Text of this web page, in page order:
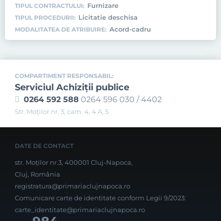
TIPUL CONTRACTULUI: Furnizare
TIPUL PROCEDURII: Licitatie deschisa
MODALITATEA DE ATRIBUIRE: Acord-cadru
COMPARTIMENT RESPONSABIL:
Serviciul Achiziţii publice
0264 592 588 0264 596 030 / 4402
Str. Moţilor nr. 3, cam. 4, 4 A, 5
DATE DE CONTACT
str. Moților nr.3, 400001 Cluj-Napoca,
Cluj, România
registratura@primariaclujnapoca.ro
Comunicare carte de identitate conform Legii 9/2023:
carte_identitate@primariaclujnapoca.ro